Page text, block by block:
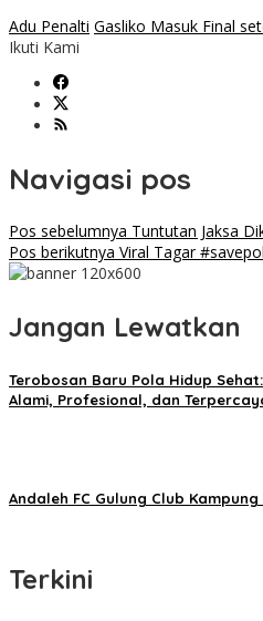
Adu Penalti Gasliko Masuk Final
Ikuti Kami
Navigasi pos
Pos sebelumnya Tuntutan Jaksa
Pos berikutnya Viral Tagar
Jangan Lewatkan
Terobosan Baru Pola Hidup
Alami, Profesional, dan
Andaleh FC Gulung Club Kampung
Terkini